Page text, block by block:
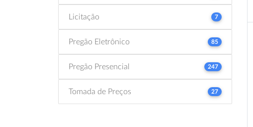
Licitação 7
Pregão Eletrônico 85
Pregão Presencial 247
Tomada de Preços 27